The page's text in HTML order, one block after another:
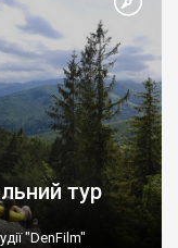
тур
"DenFilm"